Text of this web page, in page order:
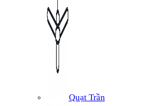
Quạt Trần